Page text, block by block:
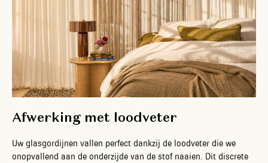
Afwerking met loodveter
Uw glasgordijnen vallen perfect dankzij de loodveter die we
onopvallend aan de onderzijde van de stof naaien. Dit discrete